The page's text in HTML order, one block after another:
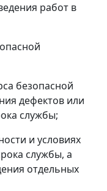
работ в
безопасной
дефектов или
службы;
и условиях
службы, а
отдельных